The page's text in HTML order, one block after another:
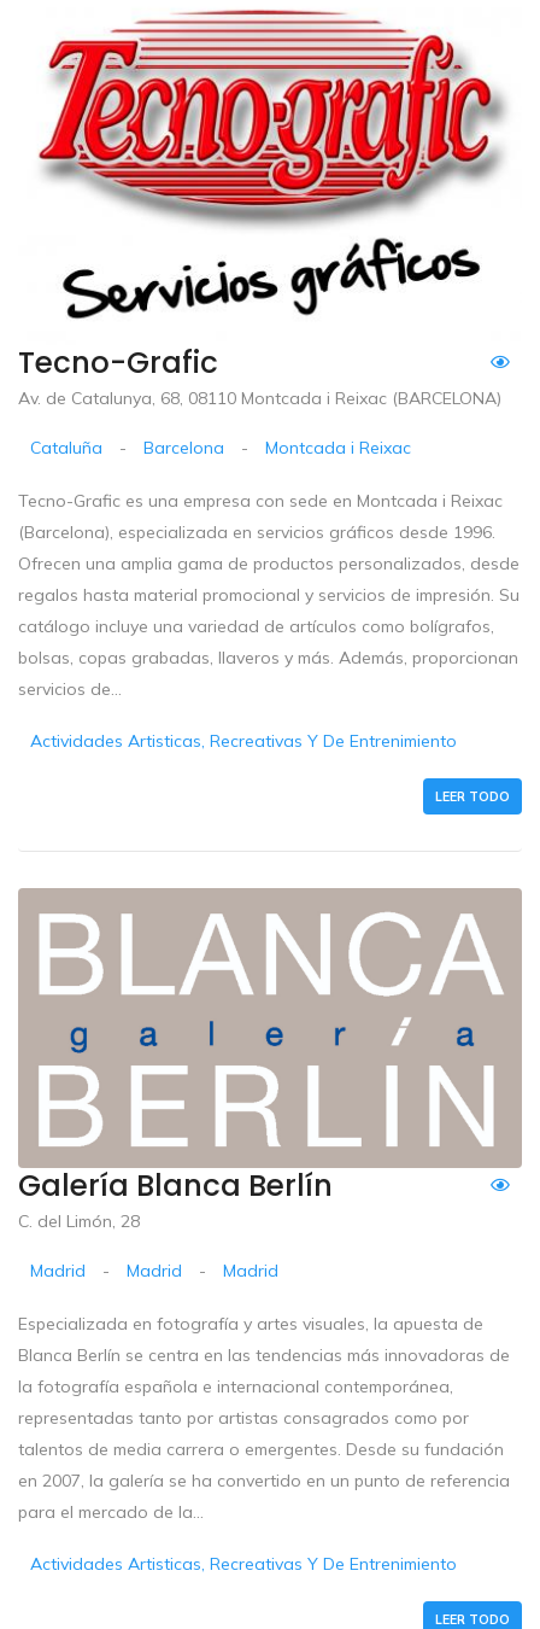
Tecno-Grafic
Av. de Catalunya, 68, 08110 Montcada i Reixac (BARCELONA)
Cataluña - Barcelona - Montcada i Reixac
Tecno-Grafic es una empresa con sede en Montcada i Reixac
(Barcelona), especializada en servicios gráficos desde 1996.
Ofrecen una amplia gama de productos personalizados, desde
regalos hasta material promocional y servicios de impresión. Su
catálogo incluye una variedad de artículos como bolígrafos,
bolsas, copas grabadas, llaveros y más. Además, proporcionan
servicios de...
Actividades Artisticas, Recreativas Y De Entrenimiento
LEER TODO
Galería Blanca Berlín
C. del Limón, 28
Madrid - Madrid - Madrid
Especializada en fotografía y artes visuales, la apuesta de
Blanca Berlín se centra en las tendencias más innovadoras de
la fotografía española e internacional contemporánea,
representadas tanto por artistas consagrados como por
talentos de media carrera o emergentes. Desde su fundación
en 2007, la galería se ha convertido en un punto de referencia
para el mercado de la...
Actividades Artisticas, Recreativas Y De Entrenimiento
LEER TODO